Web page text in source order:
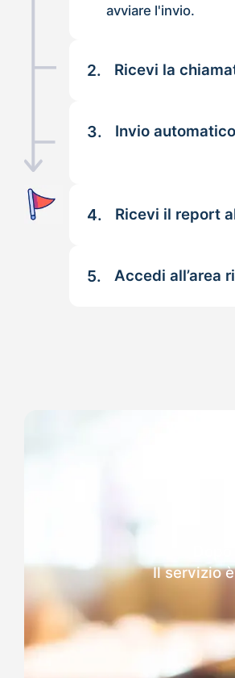
avviare l'invio.
2. Ricevi la
3. Invio
4. Ricevi il report
5. Accedi all’area
Il servizio